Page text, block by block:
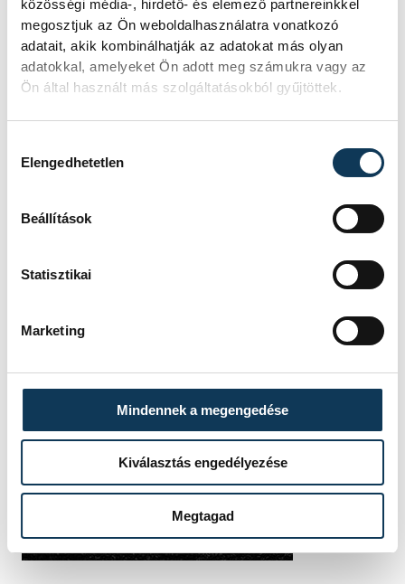
közösségi média-, hirdető- és elemező partnereinkkel
megosztjuk az Ön weboldalhasználatra vonatkozó
adatait, akik kombinálhatják az adatokat más olyan
adatokkal, amelyeket Ön adott meg számukra vagy az
Ön által használt más szolgáltatásokból gyűjtöttek.
Elengedhetetlen
Beállítások
Statisztikai
Marketing
Mindennek a megengedése
Kiválasztás engedélyezése
Megtagad